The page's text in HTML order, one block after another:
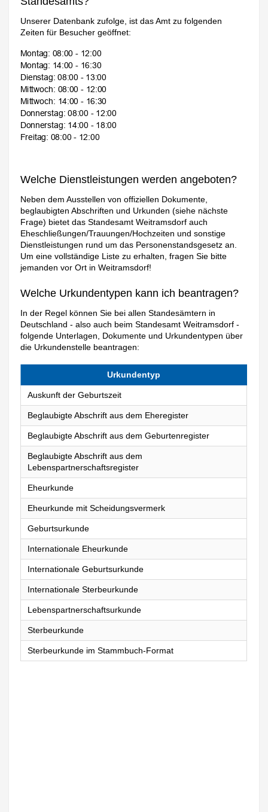
Unserer Datenbank zufolge, ist das Amt zu folgenden
Zeiten für Besucher geöffnet:
Welche Dienstleistungen werden angeboten?
Neben dem Ausstellen von offiziellen Dokumente,
beglaubigten Abschriften und Urkunden (siehe nächste
Frage) bietet das Standesamt Weitramsdorf auch
Eheschließungen/Trauungen/Hochzeiten und sonstige
Dienstleistungen rund um das Personenstandsgesetz an.
Um eine vollständige Liste zu erhalten, fragen Sie bitte
jemanden vor Ort in Weitramsdorf!
Welche Urkundentypen kann ich beantragen?
In der Regel können Sie bei allen Standesämtern in
Deutschland - also auch beim Standesamt Weitramsdorf -
folgende Unterlagen, Dokumente und Urkundentypen über
die Urkundenstelle beantragen:
Urkundentyp
Auskunft der Geburtszeit
Beglaubigte Abschrift aus dem Eheregister
Beglaubigte Abschrift aus dem Geburtenregister
Beglaubigte Abschrift aus dem
Lebenspartnerschaftsregister
Eheurkunde
Eheurkunde mit Scheidungsvermerk
Geburtsurkunde
Internationale Eheurkunde
Internationale Geburtsurkunde
Internationale Sterbeurkunde
Lebenspartnerschaftsurkunde
Sterbeurkunde
Sterbeurkunde im Stammbuch-Format